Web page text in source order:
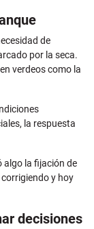
de
por la seca.
verdeos como la
la respuesta
algo la fijación de
y hoy
decisiones